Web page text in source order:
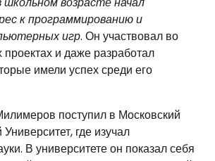
к программированию и
игр. Он участвовал во
и даже разработал
имели успех среди его
поступил в Московский
где изучал
В университете он показал себя